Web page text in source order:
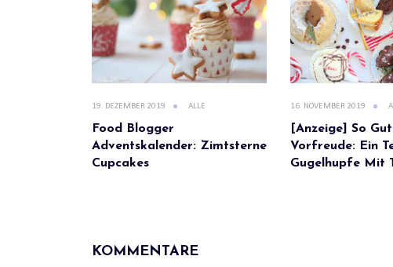
19. DEZEMBER 2019 ALLE
Food Blogger
Adventskalender: Zimtsterne
Cupcakes
16. NOVEMBER 2019
[Anzeige] So
Vorfreude: Ein
Gugelhupfe Mit
KOMMENTARE